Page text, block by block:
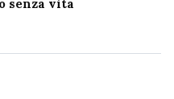
senza vita